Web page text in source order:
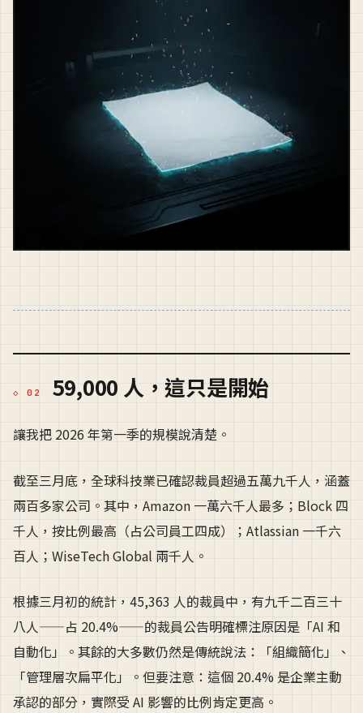
59,000 人，這只是開始
讓我把 2026 年第一季的規模說清楚。
截至三月底，全球科技業已確認裁員超過五萬九千人，涵蓋
兩百多家公司。其中，Amazon 一萬六千人最多；Block 四
千人，按比例最高（占公司員工四成）；Atlassian 一千六
百人；WiseTech Global 兩千人。
根據三月初的統計，45,363 人的裁員中，有九千二百三十
八人——占 20.4%——的裁員公告明確標注原因是「AI 和
自動化」。其餘的大多數仍然是傳統說法：「組織簡化」、
「管理層次扁平化」。但要注意：這個 20.4% 是企業主動
承認的部分，實際受 AI 影響的比例肯定更高。